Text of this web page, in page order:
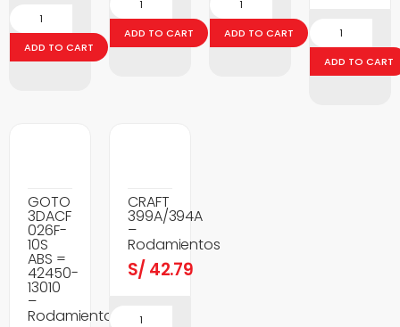
ADD TO CART
ADD TO CART ADD TO CART
ADD TO CART
GOTO
3DACF
026F-
10S
ABS =
42450-
13010
–
Rodamientos
CRAFT
399A/394A
–
Rodamientos
S/ 42.79